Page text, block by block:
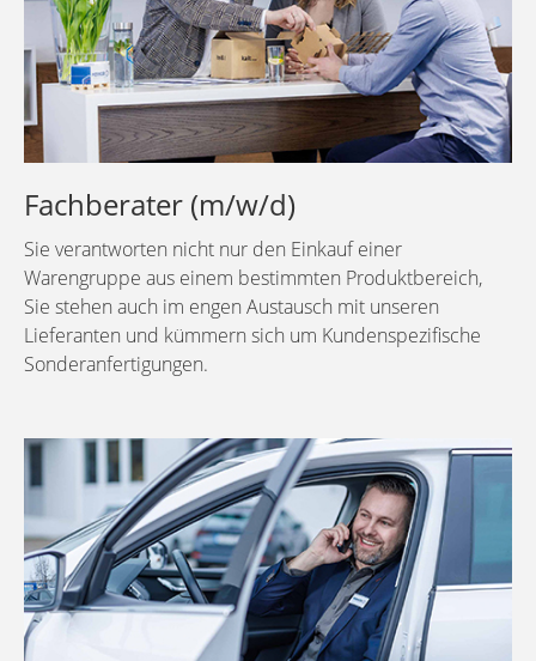
Fachberater (m/w/d)
Sie verantworten nicht nur den Einkauf einer
Warengruppe aus einem bestimmten Produktbereich,
Sie stehen auch im engen Austausch mit unseren
Lieferanten und kümmern sich um Kundenspezifische
Sonderanfertigungen.